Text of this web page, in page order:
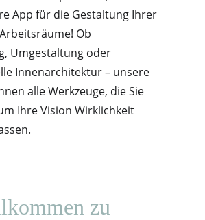
App für die Gestaltung Ihrer
Ob
Umgestaltung oder
Innenarchitektur – unsere
alle Werkzeuge, die Sie
Ihre Vision Wirklichkeit
zu